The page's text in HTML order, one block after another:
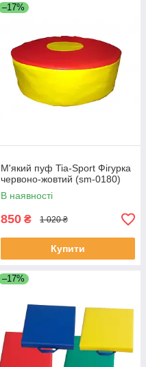
–17%
М'який пуф Tia-Sport Фігурка
червоно-жовтий (sm-0180)
В наявності
850 ₴ 1 020 ₴
Купити
–17%